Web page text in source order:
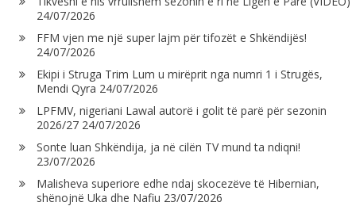
24/07/2026
FFM vjen me një super lajm për tifozët e Shkëndijës!
24/07/2026
Ekipi i Struga Trim Lum u mirëprit nga numri 1 i Strugës,
Mendi Qyra 24/07/2026
LPFMV, nigeriani Lawal autorë i golit të parë për sezonin
2026/27 24/07/2026
Sonte luan Shkëndija, ja në cilën TV mund ta ndiqni!
23/07/2026
Malisheva superiore edhe ndaj skocezëve të Hibernian,
shënojnë Uka dhe Nafiu 23/07/2026